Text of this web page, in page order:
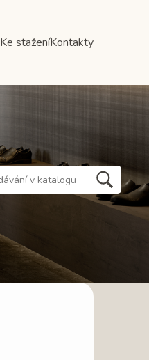
Ke staženíKontakty